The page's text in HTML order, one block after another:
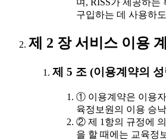
며, RISS가 제공하는
구입하는 데 사용하
제 2 장 서비스 이용
제 5 조 (이용계약의
① 이용계약은 이용
육정보원의 이용 승
② 제 1항의 규정에
을 할 때에는 교육정